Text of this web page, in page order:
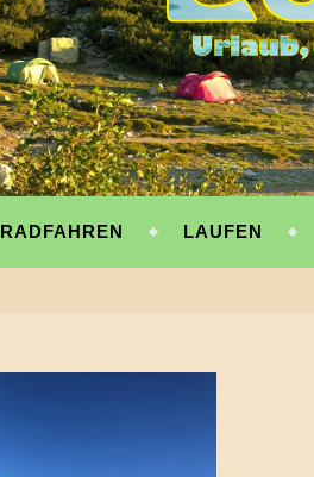
RADFAHREN LAUFEN